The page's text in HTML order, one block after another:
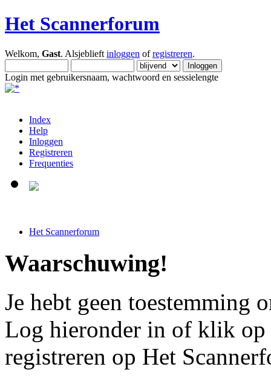
Het Scannerforum
Welkom, Gast. Alsjeblieft inloggen ofregistreren.
Login met gebruikersnaam, wachtwoord en sessielengte
Index
Help
Inloggen
Registreren
Frequenties
Het Scannerforum
Waarschuwing!
Je hebt geen toestemming
Log hieronder in of klik op
registreren op Het